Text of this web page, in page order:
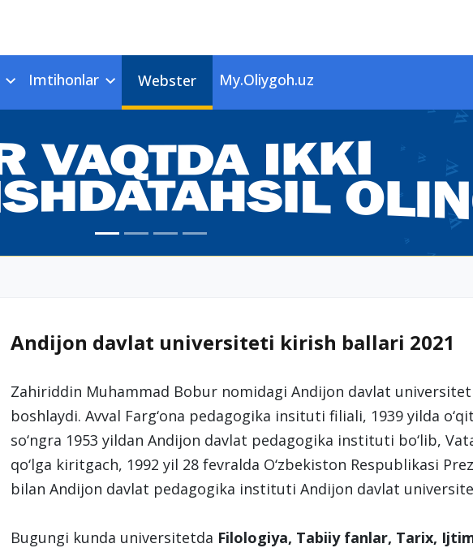
Imtihonlar Webster My.Oliygoh.uz
Andijon davlat universiteti kirish ballari 2021
Zahiriddin Muhammad Bobur nomidagi Andijon davlat
boshlaydi. Avval Farg‘ona pedagogika insituti filiali, 1939 yilda
so‘ngra 1953 yildan Andijon davlat pedagogika instituti bo‘lib,
qo‘lga kiritgach, 1992 yil 28 fevralda O‘zbekiston Respublikasi
bilan Andijon davlat pedagogika instituti Andijon davlat
Bugungi kunda universitetda Filologiya, Tabiiy fanlar, Tarix,